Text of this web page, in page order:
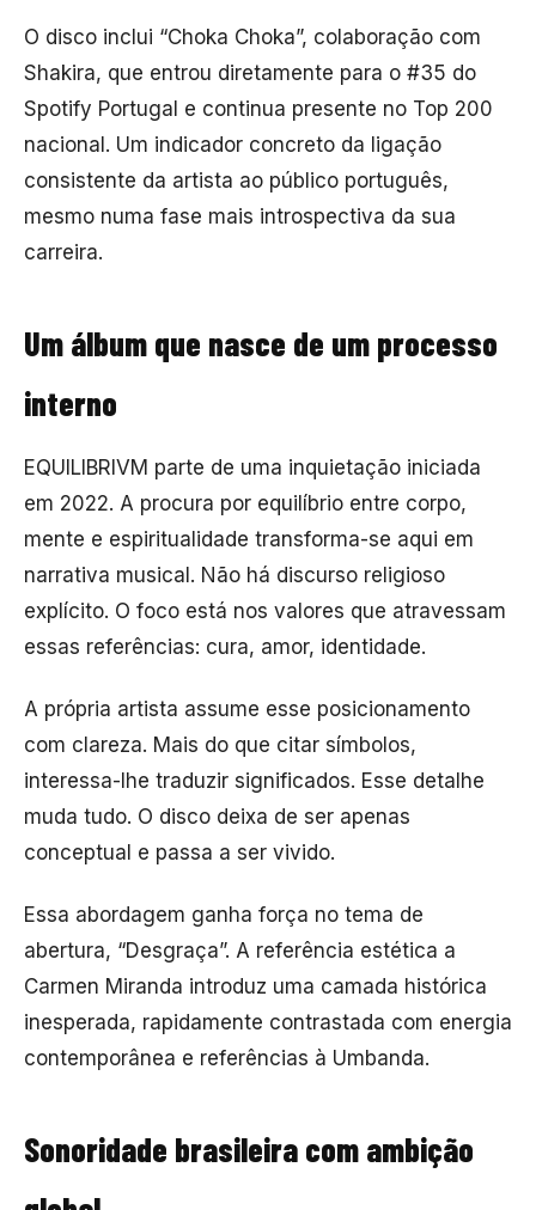
O disco inclui “Choka Choka”, colaboração com
Shakira, que entrou diretamente para o #35 do
Spotify Portugal e continua presente no Top 200
nacional. Um indicador concreto da ligação
consistente da artista ao público português,
mesmo numa fase mais introspectiva da sua
carreira.
Um álbum que nasce de um processo
interno
EQUILIBRIVM parte de uma inquietação iniciada
em 2022. A procura por equilíbrio entre corpo,
mente e espiritualidade transforma-se aqui em
narrativa musical. Não há discurso religioso
explícito. O foco está nos valores que atravessam
essas referências: cura, amor, identidade.
A própria artista assume esse posicionamento
com clareza. Mais do que citar símbolos,
interessa-lhe traduzir significados. Esse detalhe
muda tudo. O disco deixa de ser apenas
conceptual e passa a ser vivido.
Essa abordagem ganha força no tema de
abertura, “Desgraça”. A referência estética a
Carmen Miranda introduz uma camada histórica
inesperada, rapidamente contrastada com energia
contemporânea e referências à Umbanda.
Sonoridade brasileira com ambição